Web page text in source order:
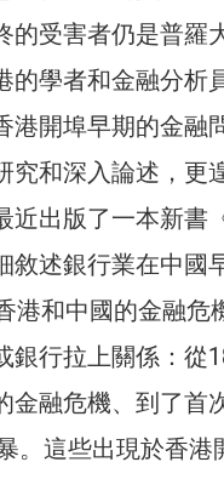
受害者仍是普羅
的學者和金融分析
港開埠早期的金融
究和深入論述，更
近出版了一本新
敘述銀行業在中國
港和中國的金融危
銀行拉上關係：從
金融危機、到了首
。這些出現於香